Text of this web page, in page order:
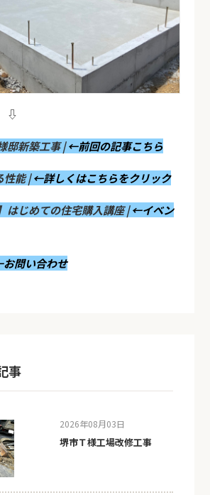
邸新築工事 |←前回の記事こちら
性能 |←詳しくはこちらをクリック
はじめての住宅購入講座 |←イベン
問い合わせ
事
2026年08月03日
堺市Ｔ様工場改修工事